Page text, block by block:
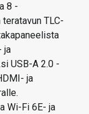
8 -
TLC-
ja
USB-A 2.0 -
ja
Wi-Fi 6E- ja